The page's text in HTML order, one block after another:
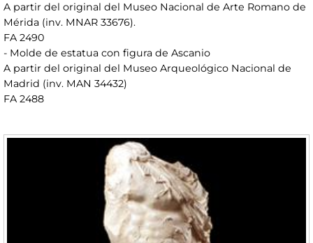
A partir del original del Museo Nacional de Arte Romano de
Mérida (inv. MNAR 33676).
FA 2490
- Molde de estatua con figura de Ascanio
A partir del original del Museo Arqueológico Nacional de
Madrid (inv. MAN 34432)
FA 2488